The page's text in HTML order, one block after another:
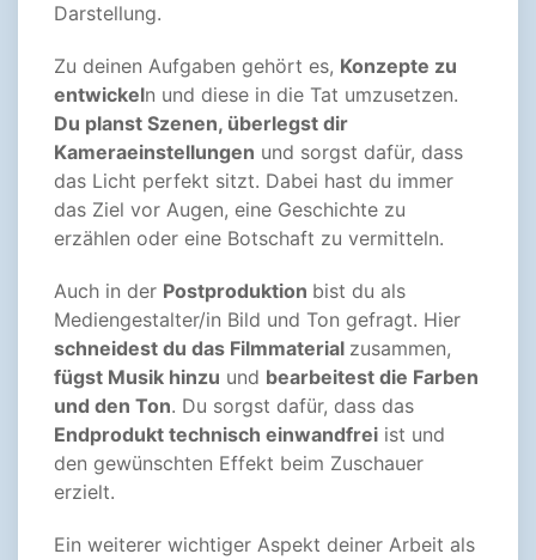
Darstellung.
Zu deinen Aufgaben gehört es, Konzepte zu
entwickeln und diese in die Tat umzusetzen.
Du planst Szenen, überlegst dir
Kameraeinstellungen und sorgst dafür, dass
das Licht perfekt sitzt. Dabei hast du immer
das Ziel vor Augen, eine Geschichte zu
erzählen oder eine Botschaft zu vermitteln.
Auch in der Postproduktion bist du als
Mediengestalter/in Bild und Ton gefragt. Hier
schneidest du das Filmmaterial zusammen,
fügst Musik hinzu und bearbeitest die Farben
und den Ton. Du sorgst dafür, dass das
Endprodukt technisch einwandfrei ist und
den gewünschten Effekt beim Zuschauer
erzielt.
Ein weiterer wichtiger Aspekt deiner Arbeit als